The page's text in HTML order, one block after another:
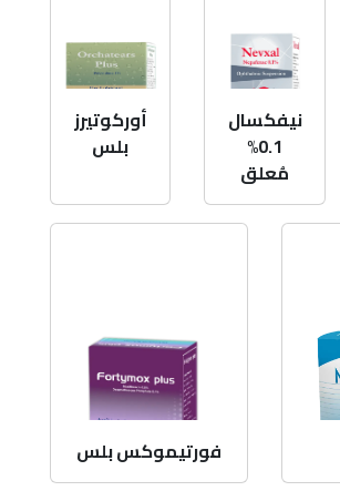
نيفكسال
0.1%
مُعلق
أوركوتيرز
بلس
فورتيموكس بلس